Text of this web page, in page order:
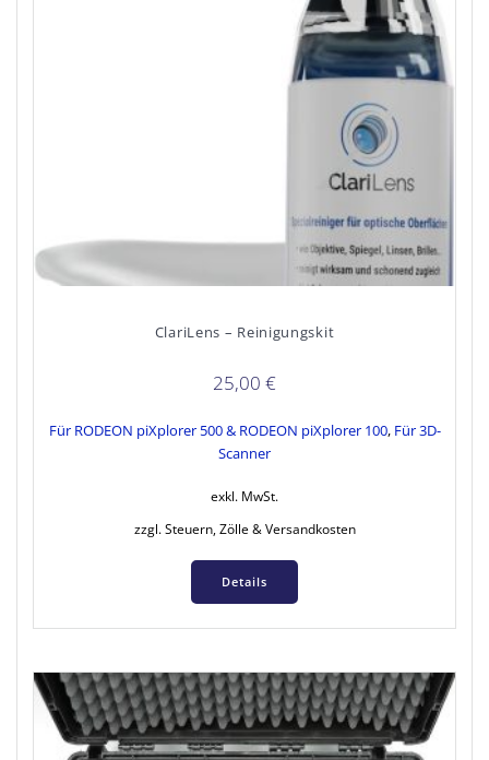
ClariLens – Reinigungskit
25,00 €
Für RODEON piXplorer 500 & RODEON piXplorer 100, Für 3D-
Scanner
exkl. MwSt.
zzgl. Steuern, Zölle & Versandkosten
Details